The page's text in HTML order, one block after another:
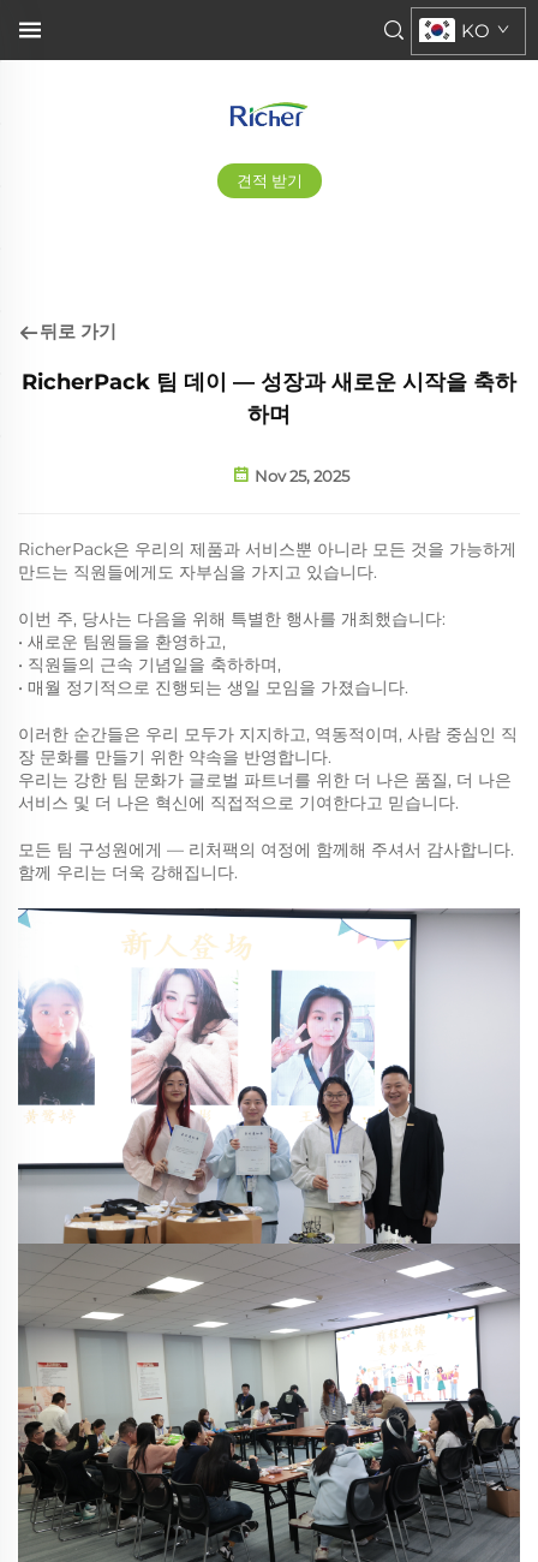
견적 받기
KO
뒤로 가기
RicherPack 팀 데이 — 성장과 새로운 시작을 축하
하며
Nov 25, 2025
RicherPack은 우리의 제품과 서비스뿐 아니라 모든 것을 가능하게
만드는 직원들에게도 자부심을 가지고 있습니다.
이번 주, 당사는 다음을 위해 특별한 행사를 개최했습니다:
• 새로운 팀원들을 환영하고,
• 직원들의 근속 기념일을 축하하며,
• 매월 정기적으로 진행되는 생일 모임을 가졌습니다.
이러한 순간들은 우리 모두가 지지하고, 역동적이며, 사람 중심인 직
장 문화를 만들기 위한 약속을 반영합니다.
우리는 강한 팀 문화가 글로벌 파트너를 위한 더 나은 품질, 더 나은
서비스 및 더 나은 혁신에 직접적으로 기여한다고 믿습니다.
모든 팀 구성원에게 — 리처팩의 여정에 함께해 주셔서 감사합니다.
함께 우리는 더욱 강해집니다.